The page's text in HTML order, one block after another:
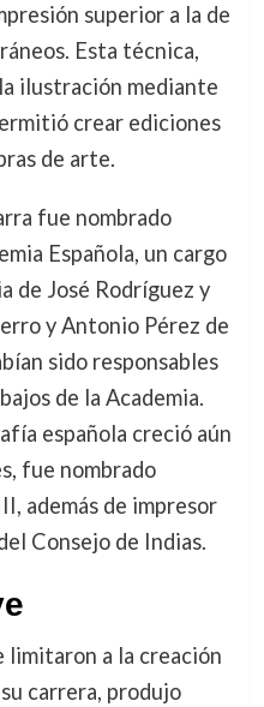
superior a la de
Esta técnica,
ilustración mediante
crear ediciones
de arte.
fue nombrado
Española, un cargo
de José Rodríguez y
y Antonio Pérez de
sido responsables
de la Academia.
española creció aún
fue nombrado
además de impresor
Consejo de Indias.
limitaron a la creación
carrera, produjo